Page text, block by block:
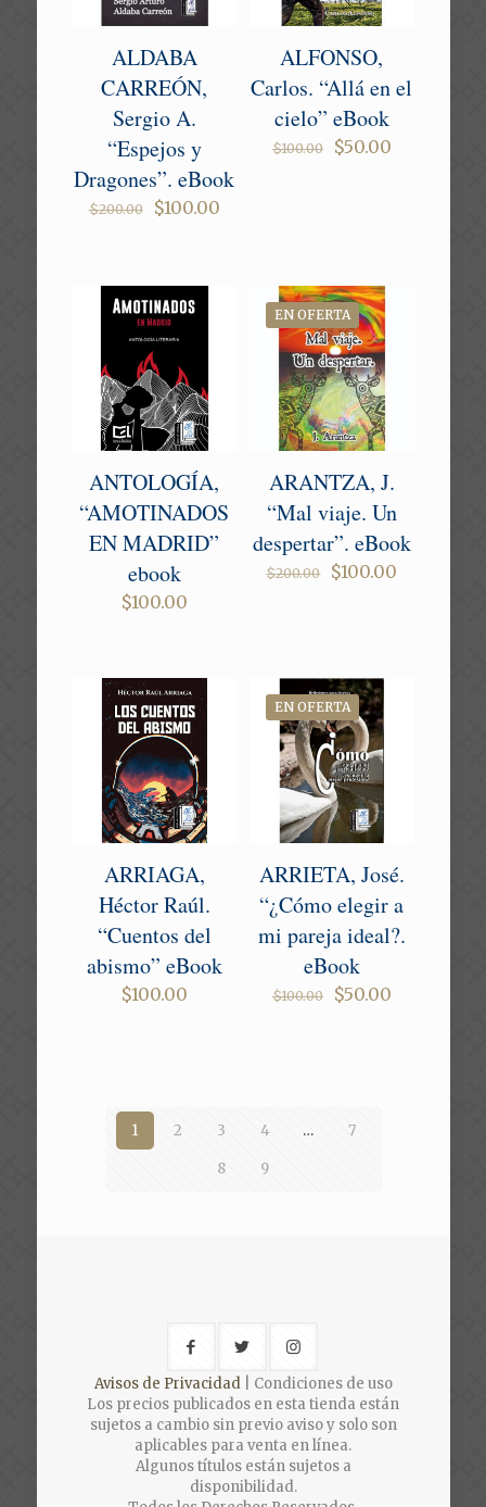
ALDABA
CARREÓN,
Sergio A.
“Espejos y
Dragones”. eBook
$200.00
Original
$100.00Current
ALFONSO,
Carlos. “Allá en el
cielo” eBook
$100.00
Original
$50.00Current
ANTOLOGÍA,
“AMOTINADOS
EN MADRID”
ebook
$100.00
EN OFERTA
ARANTZA, J.
“Mal viaje. Un
despertar”. eBook
$200.00
Original
$100.00
ARRIAGA,
Héctor Raúl.
“Cuentos del
abismo” eBook
$100.00
EN OFERTA
ARRIETA, José.
“¿Cómo elegir a
mi pareja ideal?.
eBook
$100.00
Original
$50.00Current
1 2 3 4 … 7
8 9
Avisos de Privacidad| Condiciones de uso
Los precios publicados en esta tienda están
sujetos a cambio sin previo aviso y solo son
aplicables para venta en línea.
Algunos títulos están sujetos a
disponibilidad.